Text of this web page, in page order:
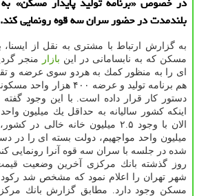
بلندمدت در حضور سران سه قوه رونمایی كند.
به گزارش ارتباط با مشتری به نقل از
مسكن كه به نابسامانی در این بازار منجر
ای را به منظور كمك به هردو سوی عرضه و
دستور كار قرار داده است. با این وجود
اینكه كشور سالیانه به حداقل یك میلیون
الان با وجود ۲.۵ میلیون خانه خالی
میلیون واحد مواجهیم، دولت بسته ای را در
شده در جلسه با سران سه قوه آنرا رونمایی
روز گذشته بانك مركزی آخرین وضعیت
شهر تهران را اعلام نمود كه مشخص شد ركود
مسكن وجود دارد. مطابق گزارش بانك